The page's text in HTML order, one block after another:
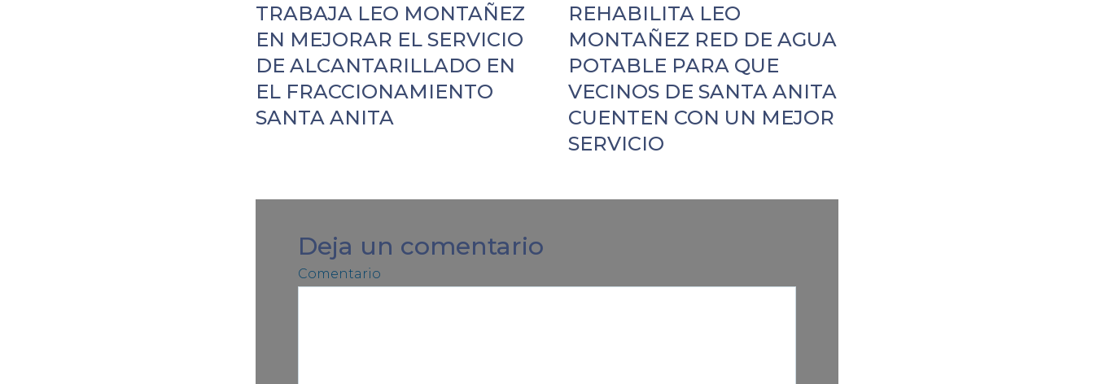
TRABAJA LEO MONTAÑEZ
EN MEJORAR EL SERVICIO
DE ALCANTARILLADO EN
EL FRACCIONAMIENTO
SANTA ANITA
REHABILITA LEO
MONTAÑEZ RED DE AGUA
POTABLE PARA QUE
VECINOS DE SANTA ANITA
CUENTEN CON UN MEJOR
SERVICIO
Deja un comentario
Comentario